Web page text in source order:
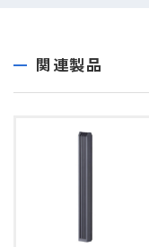
関連製品